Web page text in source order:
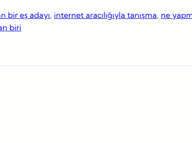
bir eş adayı, internet aracılığıyla tanışma, ne
biri